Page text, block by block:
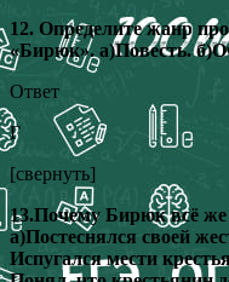
12. Определите жанр
«Бирюк». а)Повесть.
Ответ
Г
[свернуть]
13.Почему Бирюк всё же
а)Постеснялся своей
Испугался мести